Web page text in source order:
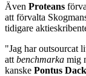
Även Proteans
att förvalta
tidigare
"Jag har outsourcat
att benchmarka mig
kanske Pontus